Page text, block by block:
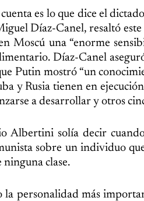
es lo que dice el
Díaz-Canel, resaltó
Moscú una “enorme
Díaz-Canel
Putin mostró “un
y Rusia tienen en
a desarrollar y otros
Albertini solía decir
sobre un individuo
ninguna clase.
la personalidad más